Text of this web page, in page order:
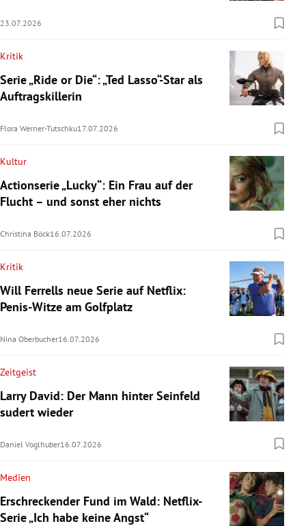
23.07.2026
Kritik
Serie „Ride or Die“: „Ted Lasso“-Star als
Auftragskillerin
Flora Werner-Tutschku17.07.2026
Kultur
Actionserie „Lucky“: Ein Frau auf der
Flucht – und sonst eher nichts
Christina Böck16.07.2026
Kritik
Will Ferrells neue Serie auf Netflix:
Penis-Witze am Golfplatz
Nina Oberbucher16.07.2026
Zeitgeist
Larry David: Der Mann hinter Seinfeld
sudert wieder
Daniel Voglhuber16.07.2026
Medien
Erschreckender Fund im Wald: Netflix-
Serie „Ich habe keine Angst“